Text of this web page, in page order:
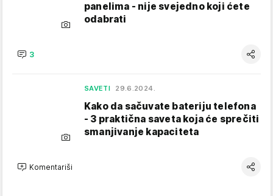
panelima - nije svejedno koji ćete
odabrati
3
SAVETI 29.6.2024.
Kako da sačuvate bateriju telefona
- 3 praktična saveta koja će sprečiti
smanjivanje kapaciteta
Komentariši